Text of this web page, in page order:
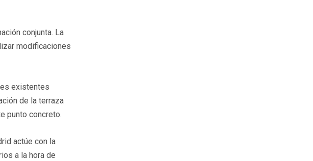
conjunta. La
modificaciones
existentes
de la terraza
punto concreto.
actúe con la
a la hora de